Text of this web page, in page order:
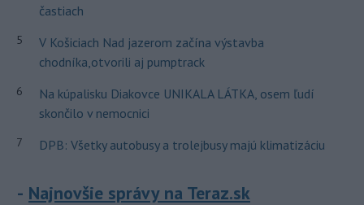
častiach
5
V Košiciach Nad jazerom začína výstavba
chodníka,otvorili aj pumptrack
6
Na kúpalisku Diakovce UNIKALA LÁTKA, osem ľudí
skončilo v nemocnici
7 DPB: Všetky autobusy a trolejbusy majú klimatizáciu
Najnovšie správy na Teraz.sk